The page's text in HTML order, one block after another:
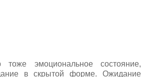
эмоциональное состояние,
в скрытой форме. Ожидание